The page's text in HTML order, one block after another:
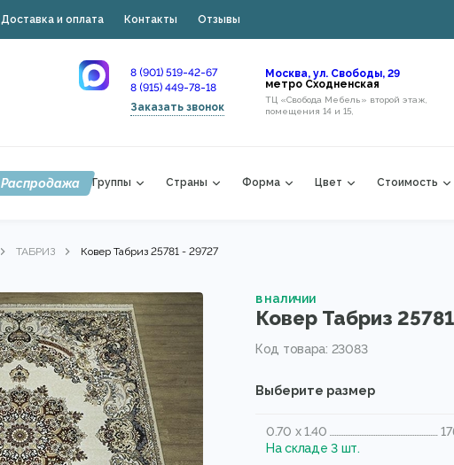
Доставка и оплата Контакты Отзывы
8 (901) 519-42-67
8 (915) 449-78-18
Заказать звонок
Москва, ул. Свободы, 29
метро Сходненская
ТЦ «Свобода Мебель» второй этаж,
помещения 14 и 15,
Распродажа Группы Страны Форма Цвет Стоимость
ТАБРИЗ Ковер Табриз 25781 - 29727
в наличии
Ковер Табриз
Код товара: 23083
Выберите размер
0.70 x 1.40
На складе 3 шт.